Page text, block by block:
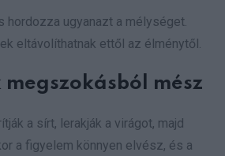
hordozza ugyanazt a mélységet.
eltávolíthatnak ettől az élménytől.
mész
a sírt, lerakják a virágot, majd
a figyelem könnyen elvész, és a